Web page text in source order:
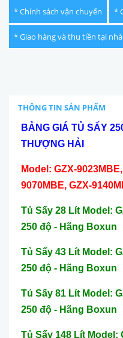
* Chính sách vận chuyển *
* Giao hàng và thu tiền tại nhà
THÔNG TIN SẢN PHẨM
BẢNG GIÁ TỦ SẤY
THƯỢNG HẢI
Model: GZX-
9070MBE, GZX-
Tủ Sấy 28 Lít Model:
250 độ - Hãng Boxun
Tủ Sấy 43 Lít Model:
250 độ - Hãng Boxun
Tủ Sấy 81 Lít Model:
250 độ - Hãng Boxun
Tủ Sấy 148 Lít Model: